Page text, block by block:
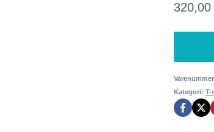
320,00
Kategori:T-